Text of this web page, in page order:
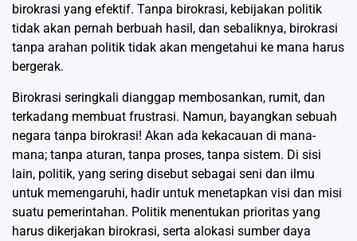
birokrasi yang efektif. Tanpa birokrasi, kebijakan politik
tidak akan pernah berbuah hasil, dan sebaliknya, birokrasi
tanpa arahan politik tidak akan mengetahui ke mana harus
bergerak.
Birokrasi seringkali dianggap membosankan, rumit, dan
terkadang membuat frustrasi. Namun, bayangkan sebuah
negara tanpa birokrasi! Akan ada kekacauan di mana-
mana; tanpa aturan, tanpa proses, tanpa sistem. Di sisi
lain, politik, yang sering disebut sebagai seni dan ilmu
untuk memengaruhi, hadir untuk menetapkan visi dan misi
suatu pemerintahan. Politik menentukan prioritas yang
harus dikerjakan birokrasi, serta alokasi sumber daya